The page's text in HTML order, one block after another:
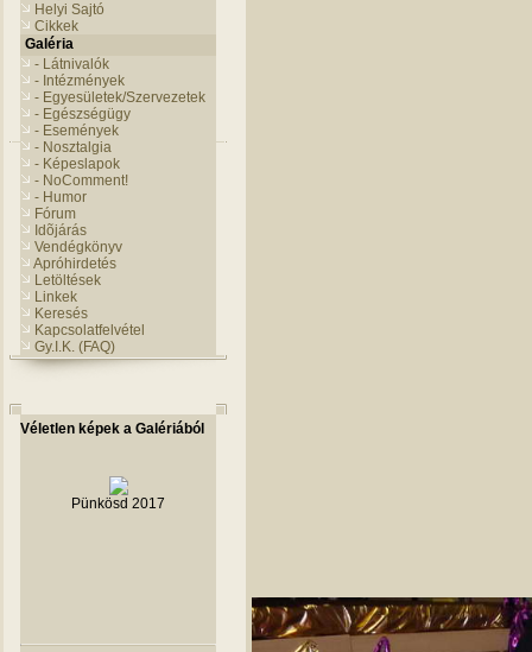
Helyi Sajtó
Cikkek
Galéria
- Látnivalók
- Intézmények
- Egyesületek/Szervezetek
- Egészségügy
- Események
- Nosztalgia
- Képeslapok
- NoComment!
- Humor
Fórum
Idõjárás
Vendégkönyv
Apróhirdetés
Letöltések
Linkek
Keresés
Kapcsolatfelvétel
Gy.I.K. (FAQ)
Véletlen képek a Galériából
Pünkösd 2017